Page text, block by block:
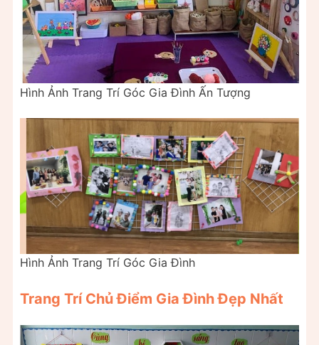
Hình Ảnh Trang Trí Góc Gia Đình Ấn Tượng
Hình Ảnh Trang Trí Góc Gia Đình
Trang Trí Chủ Điểm Gia Đình Đẹp Nhất